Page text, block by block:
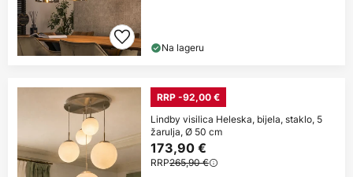
Na lageru
RRP -92,00 €
Lindby visilica Heleska, bijela, staklo, 5
žarulja, Ø 50 cm
173,90 €
RRP265,90 €